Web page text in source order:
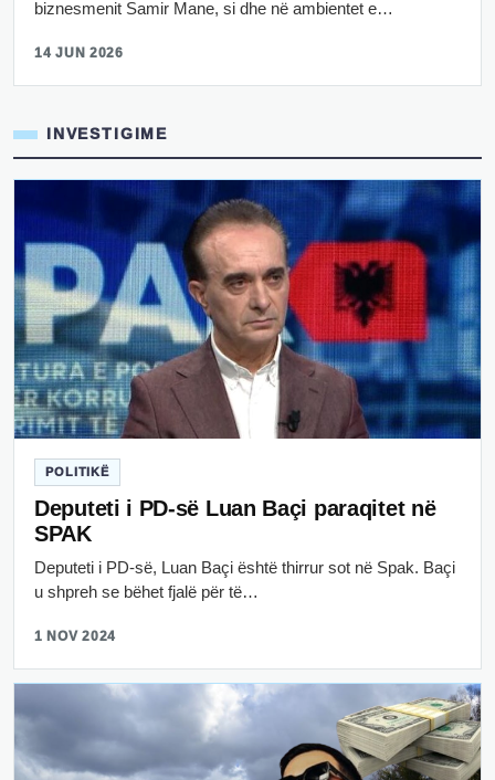
biznesmenit Samir Mane, si dhe në ambientet e…
14 JUN 2026
INVESTIGIME
POLITIKË
Deputeti i PD-së Luan Baçi paraqitet në
SPAK
Deputeti i PD-së, Luan Baçi është thirrur sot në Spak. Baçi
u shpreh se bëhet fjalë për të…
1 NOV 2024